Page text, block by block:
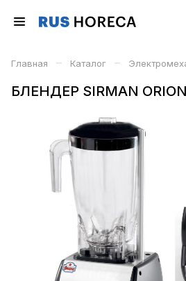
Главная – Каталог –
БЛЕНДЕР SIRMAN